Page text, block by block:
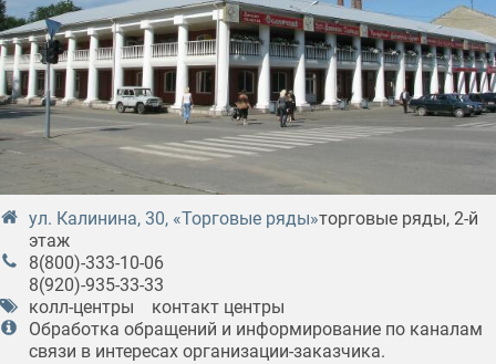
ул. Калинина, 30, «Торговые ряды»торговые ряды, 2-й
этаж
8(800)-333-10-06
8(920)-935-33-33
колл-центры
контакт центры
Обработка обращений и информирование по каналам
связи в интересах организации-заказчика.